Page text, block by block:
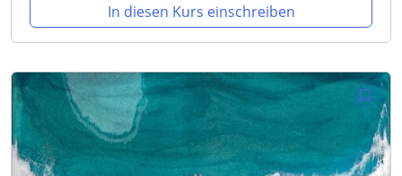
In diesen Kurs einschreiben